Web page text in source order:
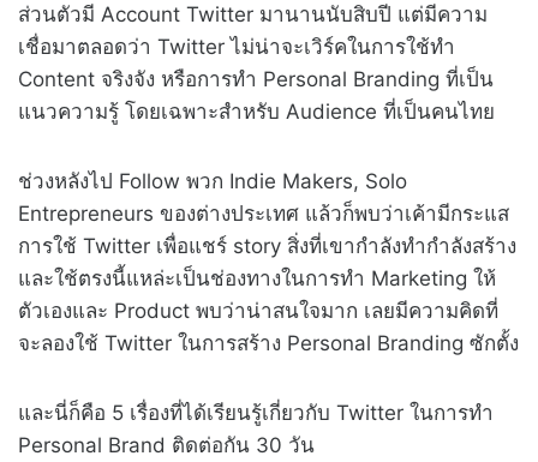
ส่วนตัวมี Account Twitter มานานนับสิบปี แต่มีความ
เชื่อมาตลอดว่า Twitter ไม่น่าจะเวิร์คในการใช้ทำ
Content จริงจัง หรือการทำ Personal Branding ที่เป็น
แนวความรู้ โดยเฉพาะสำหรับ Audience ที่เป็นคนไทย
ช่วงหลังไป Follow พวก Indie Makers, Solo
Entrepreneurs ของต่างประเทศ แล้วก็พบว่าเค้ามีกระแส
การใช้ Twitter เพื่อแชร์ story สิ่งที่เขากำลังทำกำลังสร้าง
และใช้ตรงนี้แหล่ะเป็นช่องทางในการทำ Marketing ให้
ตัวเองและ Product พบว่าน่าสนใจมาก เลยมีความคิดที่
จะลองใช้ Twitter ในการสร้าง Personal Branding ซักตั้ง
และนี่ก็คือ 5 เรื่องที่ได้เรียนรู้เกี่ยวกับ Twitter ในการทำ
Personal Brand ติดต่อกัน 30 วัน